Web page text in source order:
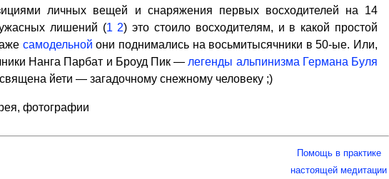
личных вещей и снаряжения первых восходителей на 14
ужасных лишений (1 2) это стоило восходителям, и в какой простой
самодельной они поднимались на восьмитысячники в 50-ые. Или,
Нанга Парбат и Броуд Пик — легенды альпинизма Германа Буля
йети — загадочному снежному человеку ;)
фотографии
Помощь в практике
настоящей медитации